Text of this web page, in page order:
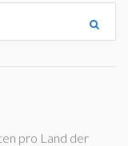
pro Land der